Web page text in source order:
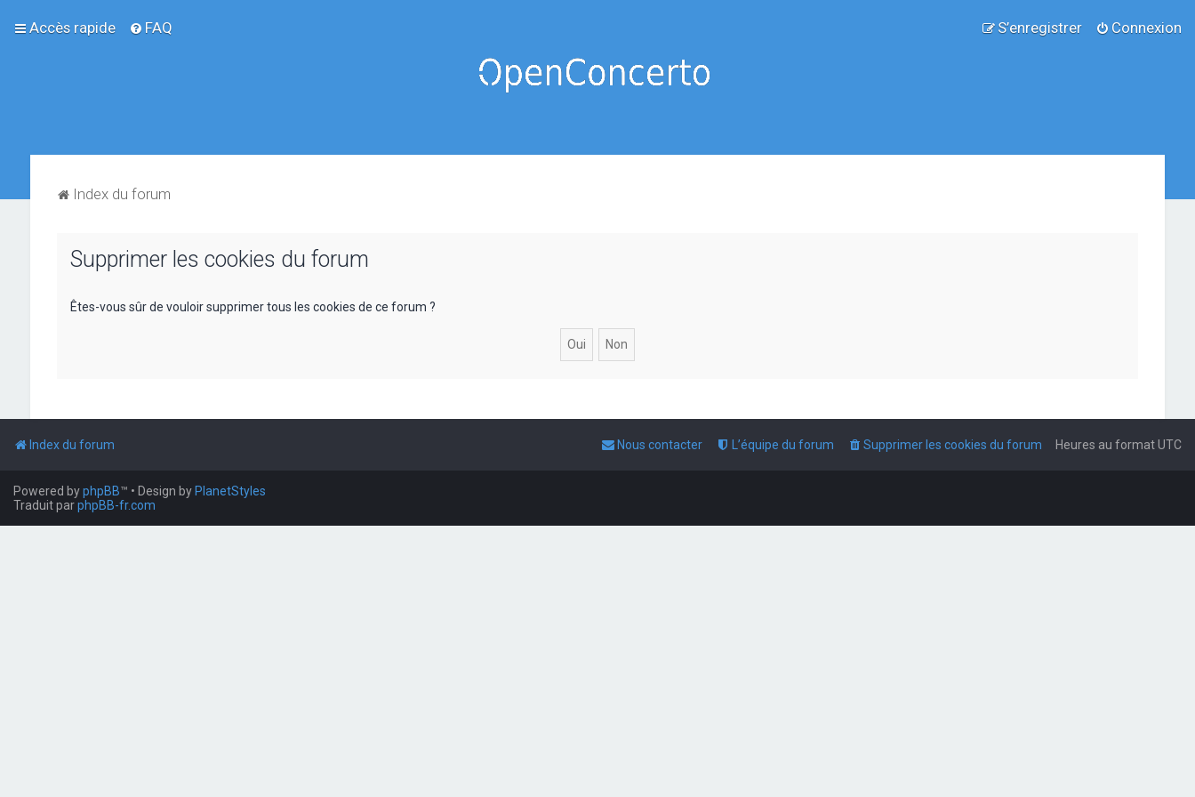
Accès rapide FAQ Connexion
S’enregistrer
Index du forum
Supprimer les cookies du forum
Êtes-vous sûr de vouloir supprimer tous les cookies de ce forum ?
Index du forum Heures au formatUTC
Supprimer les cookies du forum
L’équipe du forum
Nous contacter
Powered byphpBB™ • Design by PlanetStyles
Traduit parphpBB-fr.com